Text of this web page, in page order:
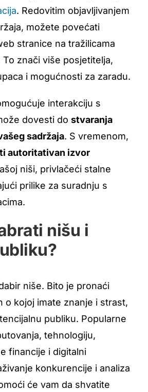
. Redovitim objavljivanjem
možete povećati
stranice na tražilicama
To znači više posjetitelja,
i mogućnosti za zaradu.
interakciju s
dovesti do stvaranja
sadržaja. S vremenom,
autoritativan izvor
niši, privlačeći stalne
prilike za suradnju s
nišu i
niše. Bito je pronaći
o kojoj imate znanje i strast,
publiku. Popularne
tehnologiju,
financije i digitalni
konkurencije i analiza
će vam da shvatite